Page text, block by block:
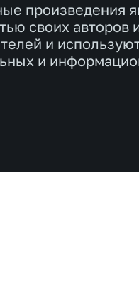
произведения
своих авторов
и
и